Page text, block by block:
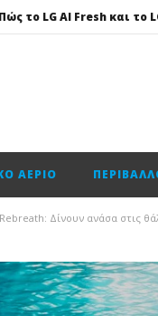
ΑΈΡΙΟ
Δίνουν ανάσα στις